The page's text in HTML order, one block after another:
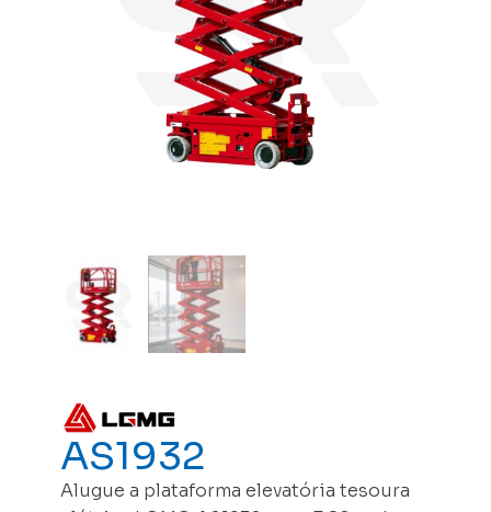
AS1932
Alugue a plataforma elevatória tesoura